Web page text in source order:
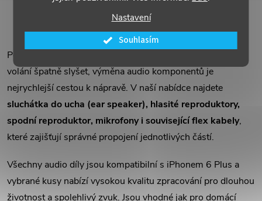
Nastavení
Souhlasím
t
ů
t
ů
v
l
á
d
c
Pokud váš iPhone 6 Plus hraje tiše, praská, nebo je při
volání špatně slyšet, výměna audio komponentů je
nejrychlejší cestou k nápravě. V naší nabídce najdete
sluchátka do ucha (ear speaker), hlasité reproduktory,
spodní reproduktor, mikrofony i související flex kabely,
které zajišťují správné propojení jednotlivých částí.
Všechny audio díly jsou kompatibilní s iPhonem 6 Plus a
vybrané kusy nabízí vysokou kvalitu zpracování pro dlouhou
životnost a spolehlivý zvuk. Jsou vhodné jak pro domácí